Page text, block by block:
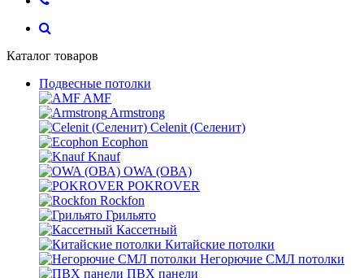
Каталог товаров
Подвесные потолки
AMF
Armstrong
Celenit (Селенит)
Ecophon
Knauf
OWA (ОВА)
POKROVER
Rockfon
Грильято
Кассетный
Китайские потолки
Негорючие СМЛ потолки
ПВХ панели